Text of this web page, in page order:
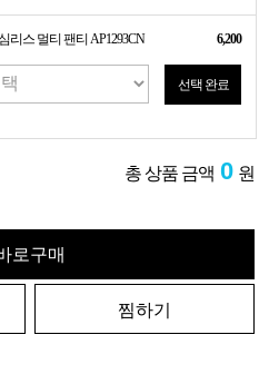
리스 멀티 팬티 AP1293CN 6,200
선택 완료
총 상품 금액 0 원
로구매
찜하기